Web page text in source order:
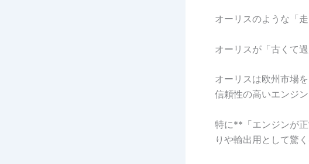
オーリスのような「
オーリスが「古くて
オーリスは欧州市場
信頼性の高いエンジ
特に**「エンジンが
りや輸出用として驚